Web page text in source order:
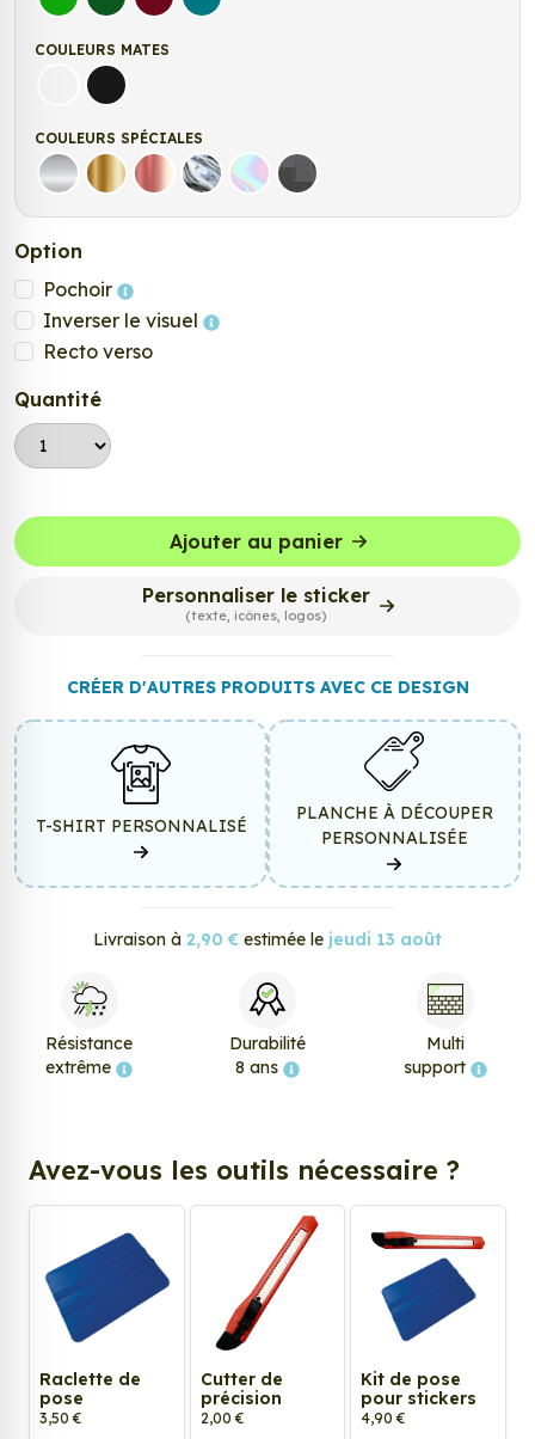
Vert clairVert FoncéBordeauxTurquoise
COULEURS MATES
Blanc matNoir mat
COULEURS SPÉCIALES
Argent Or Rose Gold
ChromeHolographique
Carbone Noir
Option
Pochoir
Inverser le visuel
Recto verso
Quantité
Ajouter au panier
Personnaliser le sticker
(texte, icônes, logos)
CRÉER D'AUTRES PRODUITS AVEC CE DESIGN
T-SHIRT PERSONNALISÉ
PLANCHE À DÉCOUPER
PERSONNALISÉE
Livraison à 2,90 € estimée le jeudi 13 août
Résistance
extrême
Durabilité
8 ans
Multi
support
Avez-vous les outils nécessaire ?
Raclette de
pose
3,50 €
Cutter de
précision
2,00 €
Kit de pose
pour stickers
4,90 €